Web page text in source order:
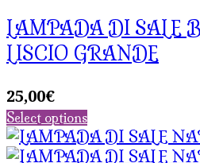
LAMPADA DI SALE
LISCIO GRANDE
25,00€
Select options